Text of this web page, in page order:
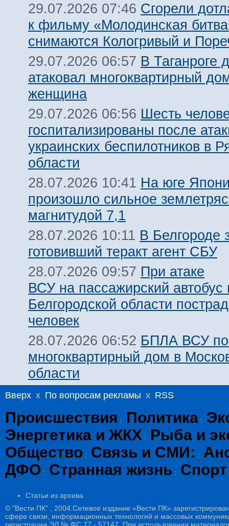
29.07.2026 07:46 Сгорели
к фильму «Молодинская
снимаются Кологривый и
29.07.2026 06:57 В Таганроге
атаковал многоквартирный
женщина
29.07.2026 06:56 Шесть
госпитализированы после
украинских беспилотников в
области
28.07.2026 10:41 На юге
произошло сильное
магнитудой 7,1
28.07.2026 10:11 В Белгороде
готовивший теракт агент СБУ
28.07.2026 09:57 При атаке
ВСУ на пассажирский автобус
Белгородской области
человек
28.07.2026 06:52 БПЛА ВСУ
многоквартирный дом в
области
Вверх x По вопросам рекламы x RSS
Происшествия : Политика :
Энергетика и ЖКХ :
Рыба и
Общество : Связь и СМИ: :
ДФО : Странная жизнь : Спорт
Статьи из архива
© "Вести ПК" , 2004.Сетевое издание «Вести ПК»
сфере связи, информационных технологий и массовых